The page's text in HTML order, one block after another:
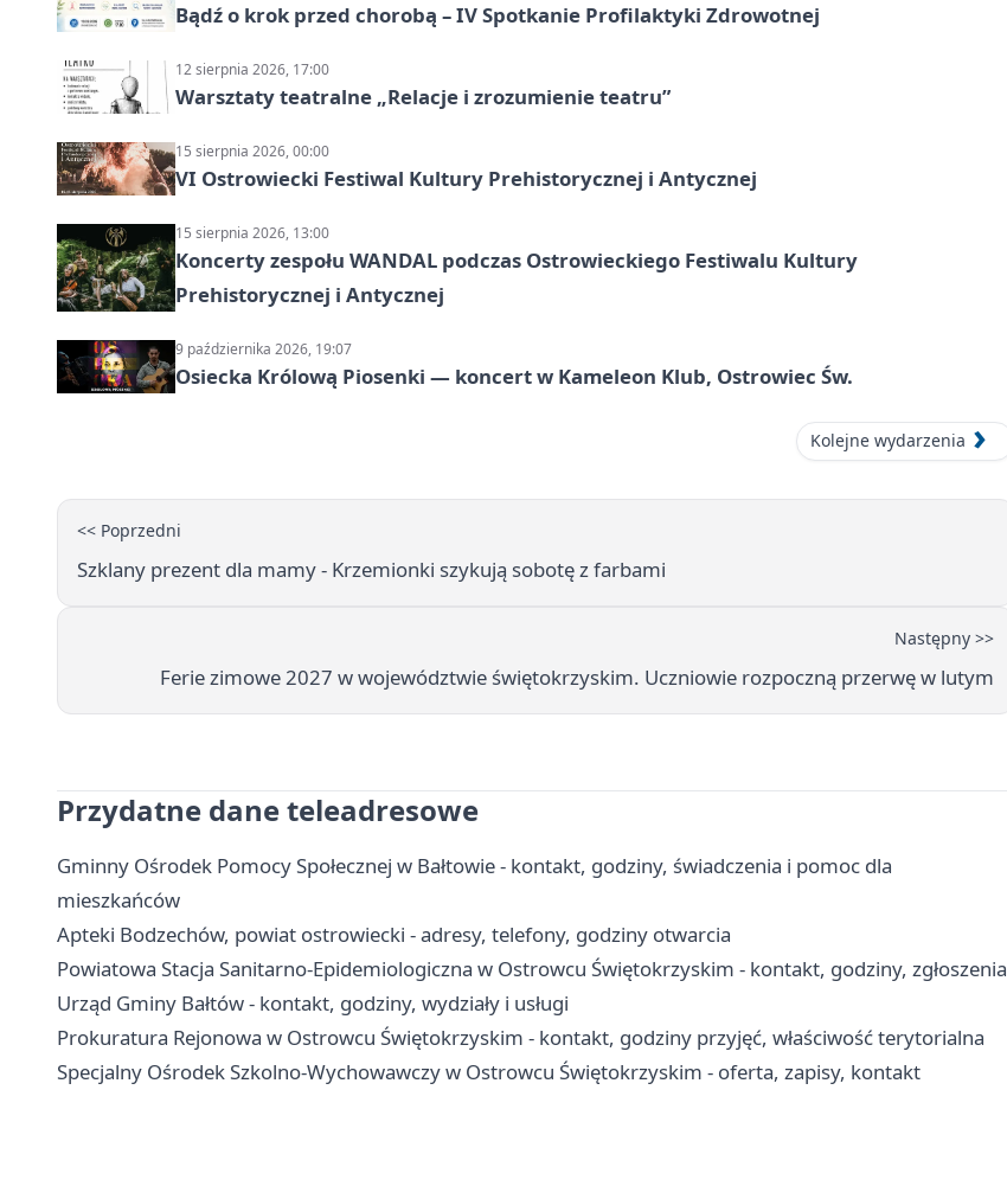
Bądź o krok przed chorobą – IV Spotkanie Profilaktyki Zdrowotnej
12 sierpnia 2026, 17:00
Warsztaty teatralne „Relacje i zrozumienie teatru”
15 sierpnia 2026, 00:00
VI Ostrowiecki Festiwal Kultury Prehistorycznej i Antycznej
15 sierpnia 2026, 13:00
Koncerty zespołu WANDAL podczas Ostrowieckiego Festiwalu Kultury
Prehistorycznej i Antycznej
9 października 2026, 19:07
Osiecka Królową Piosenki — koncert w Kameleon Klub, Ostrowiec Św.
Kolejne wydarzenia
<< Poprzedni
Szklany prezent dla mamy - Krzemionki szykują sobotę z farbami
Następny >>
Ferie zimowe 2027 w województwie świętokrzyskim. Uczniowie rozpoczną przerwę w lutym
Przydatne dane teleadresowe
Gminny Ośrodek Pomocy Społecznej w Bałtowie - kontakt, godziny, świadczenia i pomoc dla
mieszkańców
Apteki Bodzechów, powiat ostrowiecki - adresy, telefony, godziny otwarcia
Powiatowa Stacja Sanitarno-Epidemiologiczna w Ostrowcu Świętokrzyskim - kontakt, godziny, zgłoszenia
Urząd Gminy Bałtów - kontakt, godziny, wydziały i usługi
Prokuratura Rejonowa w Ostrowcu Świętokrzyskim - kontakt, godziny przyjęć, właściwość terytorialna
Specjalny Ośrodek Szkolno-Wychowawczy w Ostrowcu Świętokrzyskim - oferta, zapisy, kontakt